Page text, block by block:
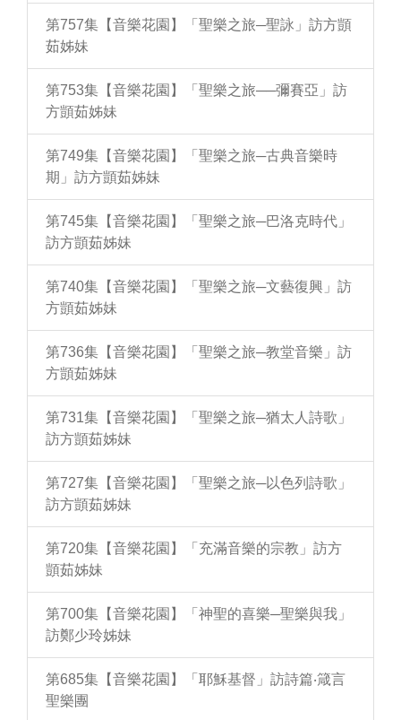
第757集【音樂花園】「聖樂之旅─聖詠」訪方顗
茹姊妹
第753集【音樂花園】「聖樂之旅──彌賽亞」訪
方顗茹姊妹
第749集【音樂花園】「聖樂之旅─古典音樂時
期」訪方顗茹姊妹
第745集【音樂花園】「聖樂之旅─巴洛克時代」
訪方顗茹姊妹
第740集【音樂花園】「聖樂之旅─文藝復興」訪
方顗茹姊妹
第736集【音樂花園】「聖樂之旅─教堂音樂」訪
方顗茹姊妹
第731集【音樂花園】「聖樂之旅─猶太人詩歌」
訪方顗茹姊妹
第727集【音樂花園】「聖樂之旅─以色列詩歌」
訪方顗茹姊妹
第720集【音樂花園】「充滿音樂的宗教」訪方
顗茹姊妹
第700集【音樂花園】「神聖的喜樂─聖樂與我」
訪鄭少玲姊妹
第685集【音樂花園】「耶穌基督」訪詩篇‧箴言
聖樂團